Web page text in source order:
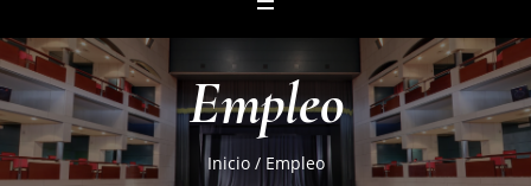
Empleo
Inicio / Empleo